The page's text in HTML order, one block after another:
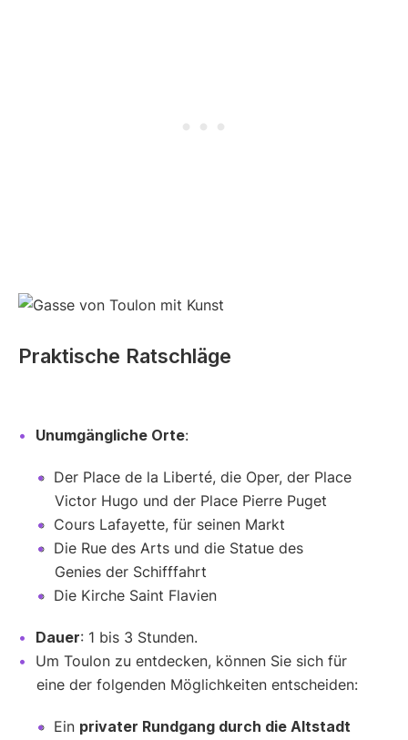
Praktische Ratschläge
Unumgängliche Orte:
Der Place de la Liberté, die Oper, der Place
Victor Hugo und der Place Pierre Puget
Cours Lafayette, für seinen Markt
Die Rue des Arts und die Statue des
Genies der Schifffahrt
Die Kirche Saint Flavien
Dauer: 1 bis 3 Stunden.
Um Toulon zu entdecken, können Sie sich für
eine der folgenden Möglichkeiten entscheiden:
Ein privater Rundgang durch die Altstadt